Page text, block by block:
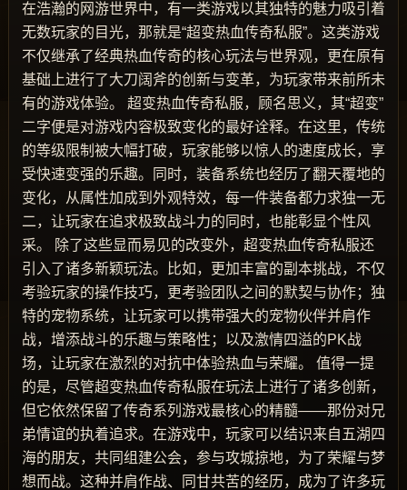
在浩瀚的网游世界中，有一类游戏以其独特的魅力吸引着
无数玩家的目光，那就是“超变热血传奇私服”。这类游戏
不仅继承了经典热血传奇的核心玩法与世界观，更在原有
基础上进行了大刀阔斧的创新与变革，为玩家带来前所未
有的游戏体验。 超变热血传奇私服，顾名思义，其“超变”
二字便是对游戏内容极致变化的最好诠释。在这里，传统
的等级限制被大幅打破，玩家能够以惊人的速度成长，享
受快速变强的乐趣。同时，装备系统也经历了翻天覆地的
变化，从属性加成到外观特效，每一件装备都力求独一无
二，让玩家在追求极致战斗力的同时，也能彰显个性风
采。 除了这些显而易见的改变外，超变热血传奇私服还
引入了诸多新颖玩法。比如，更加丰富的副本挑战，不仅
考验玩家的操作技巧，更考验团队之间的默契与协作；独
特的宠物系统，让玩家可以携带强大的宠物伙伴并肩作
战，增添战斗的乐趣与策略性；以及激情四溢的PK战
场，让玩家在激烈的对抗中体验热血与荣耀。 值得一提
的是，尽管超变热血传奇私服在玩法上进行了诸多创新，
但它依然保留了传奇系列游戏最核心的精髓——那份对兄
弟情谊的执着追求。在游戏中，玩家可以结识来自五湖四
海的朋友，共同组建公会，参与攻城掠地，为了荣耀与梦
想而战。这种并肩作战、同甘共苦的经历，成为了许多玩